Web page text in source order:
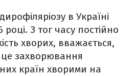
в Україні
році. З тог часу постійно
хворих, вважається,
захворювання
країн хворими на